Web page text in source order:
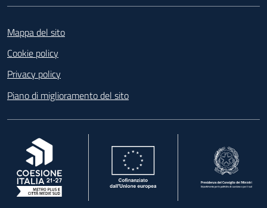
Mappa del sito
Cookie policy
Privacy policy
Piano di miglioramento del sito
, apre in una nuova scheda